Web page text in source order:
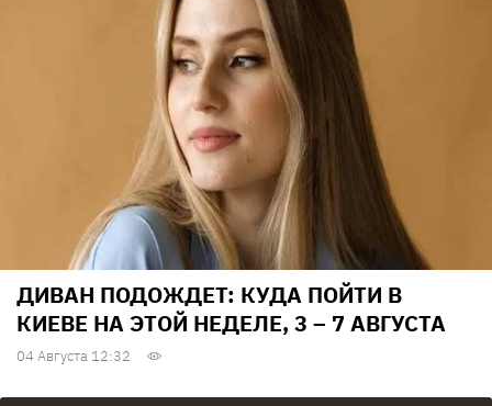
ДИВАН ПОДОЖДЕТ: КУДА ПОЙТИ В
КИЕВЕ НА ЭТОЙ НЕДЕЛЕ, 3 – 7 АВГУСТА
04 Августа 12:32